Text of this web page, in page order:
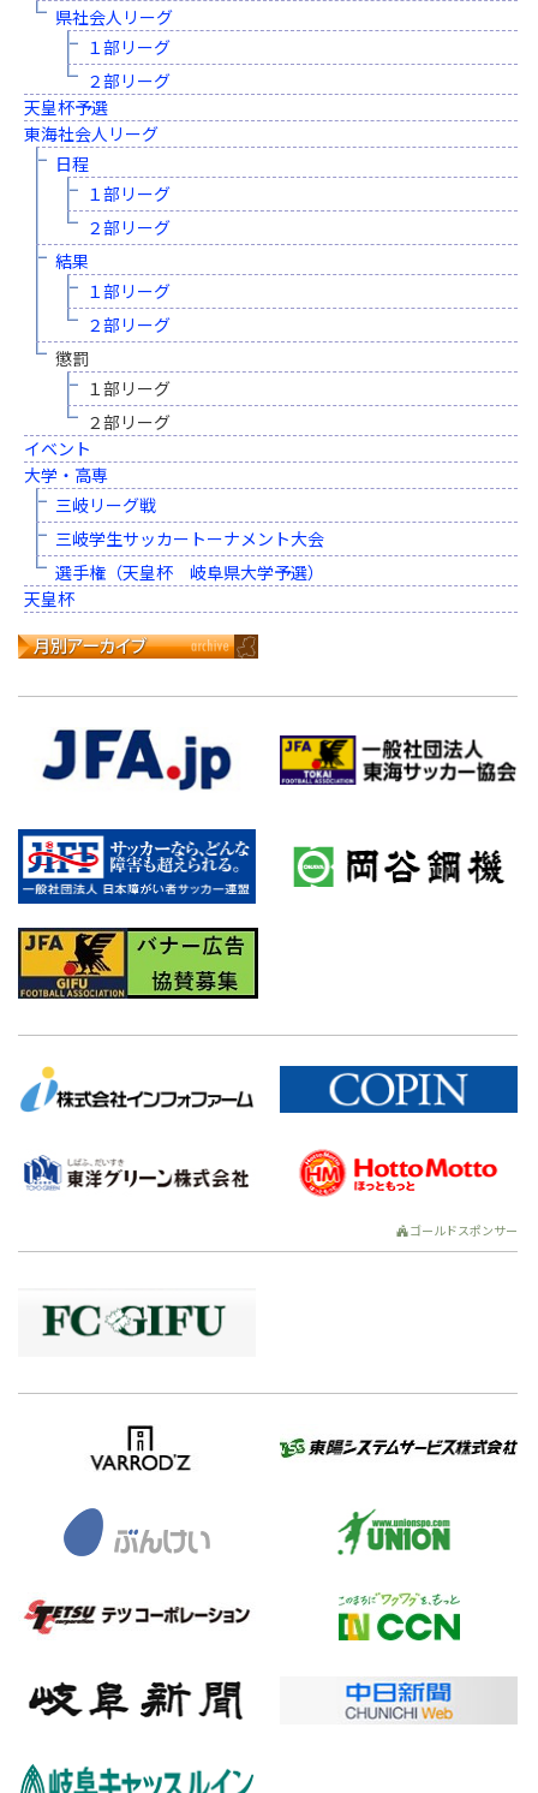
県社会人リーグ
１部リーグ
２部リーグ
天皇杯予選
東海社会人リーグ
日程
１部リーグ
２部リーグ
結果
１部リーグ
２部リーグ
懲罰
１部リーグ
２部リーグ
イベント
大学・高専
三岐リーグ戦
三岐学生サッカートーナメント大会
選手権（天皇杯 岐阜県大学予選）
天皇杯
ゴールドスポンサー